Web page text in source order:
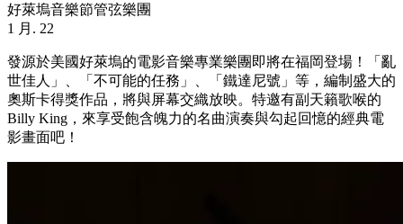
好萊塢音樂節管弦樂團
1 月. 22
發源於美國好萊塢的電影音樂專業樂團即將在福岡登場！「亂
世佳人」、「不可能的任務」、「鐵達尼號」等，編制盛大的
奧斯卡得獎作品，將與屏幕交織放映。特邀有副天籟歌喉的
Billy King，來享受飽含魄力的名曲演奏與勾起回憶的經典電
影畫面吧！